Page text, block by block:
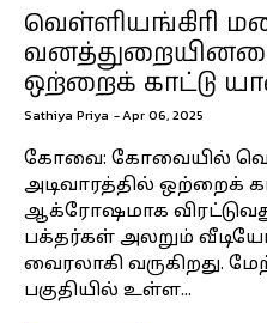
வெள்ளியங்கிரி
ஒற்றைக் காட்டு
Sathiya Priya -Apr 06, 2025
கோவை: கோவையில்
அடிவாரத்தில் ஒற்றைக்
ஆக்ரோஷமாக
பக்தர்கள் அலறும்
வைரலாகி வருகிறது.
பகுதியில் உள்ள...